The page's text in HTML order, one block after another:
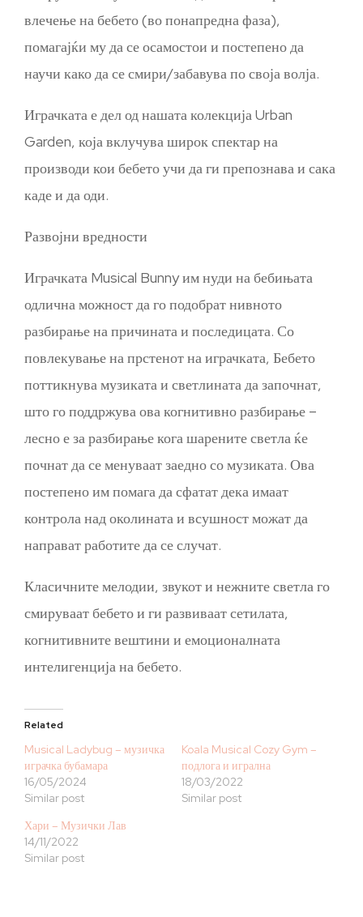
влечење на бебето (во понапредна фаза),
помагајќи му да се осамостои и постепено да
научи како да се смири/забавува по своја волја.
Играчката е дел од нашата колекција Urban
Garden, која вклучува широк спектар на
производи кои бебето учи да ги препознава и сака
каде и да оди.
Развојни вредности
Играчката Musical Bunny им нуди на бебињата
одлична можност да го подобрат нивното
разбирање на причината и последицата. Со
повлекување на прстенот на играчката, Бебето
поттикнува музиката и светлината да започнат,
што го поддржува ова когнитивно разбирање –
лесно е за разбирање кога шарените светла ќе
почнат да се менуваат заедно со музиката. Ова
постепено им помага да сфатат дека имаат
контрола над околината и всушност можат да
направат работите да се случат.
Класичните мелодии, звукот и нежните светла го
смируваат бебето и ги развиваат сетилата,
когнитивните вештини и емоционалната
интелигенција на бебето.
Related
Musical Ladybug – музичка
играчка бубамара
16/05/2024
Similar post
Koala Musical Cozy Gym –
подлога и игрална
18/03/2022
Similar post
Хари – Музички Лав
14/11/2022
Similar post